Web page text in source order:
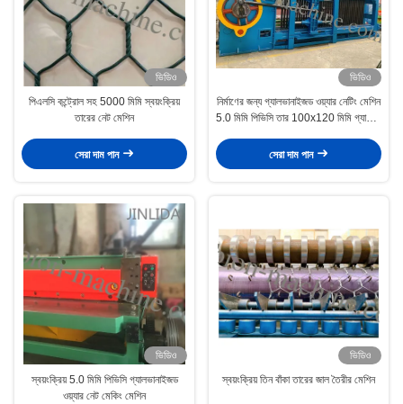
ভিডিও
পিএলসি কন্ট্রোল সহ 5000 মিমি স্বয়ংক্রিয়
তারের নেট মেশিন
সেরা দাম পান
ভিডিও
নির্মাণের জন্য গ্যালভানাইজড ওয়্যার নেটিং মেশিন
5.0 মিমি পিভিসি তার 100x120 মিমি গ্যাবিয়ন
সেরা দাম পান
ভিডিও
স্বয়ংক্রিয় 5.0 মিমি পিভিসি গ্যালভানাইজড
ওয়্যার নেট মেকিং মেশিন
ভিডিও
স্বয়ংক্রিয় তিন বাঁকা তারের জাল তৈরীর মেশিন